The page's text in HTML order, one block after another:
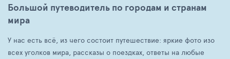
Большой путеводитель по городам и странам
мира
У нас есть всё, из чего состоит путешествие: яркие фото изо
всех уголков мира, рассказы о поездках, ответы на любые